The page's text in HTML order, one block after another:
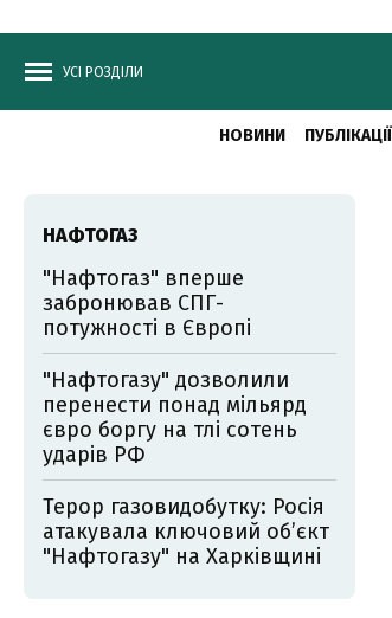
УСІ РОЗДІЛИ
НОВИНИ ПУБЛІКАЦІЇ
НАФТОГАЗ
"Нафтогаз" вперше
забронював СПГ-
потужності в Європі
"Нафтогазу" дозволили
перенести понад мільярд
євро боргу на тлі сотень
ударів РФ
Терор газовидобутку: Росія
атакувала ключовий об’єкт
"Нафтогазу" на Харківщині